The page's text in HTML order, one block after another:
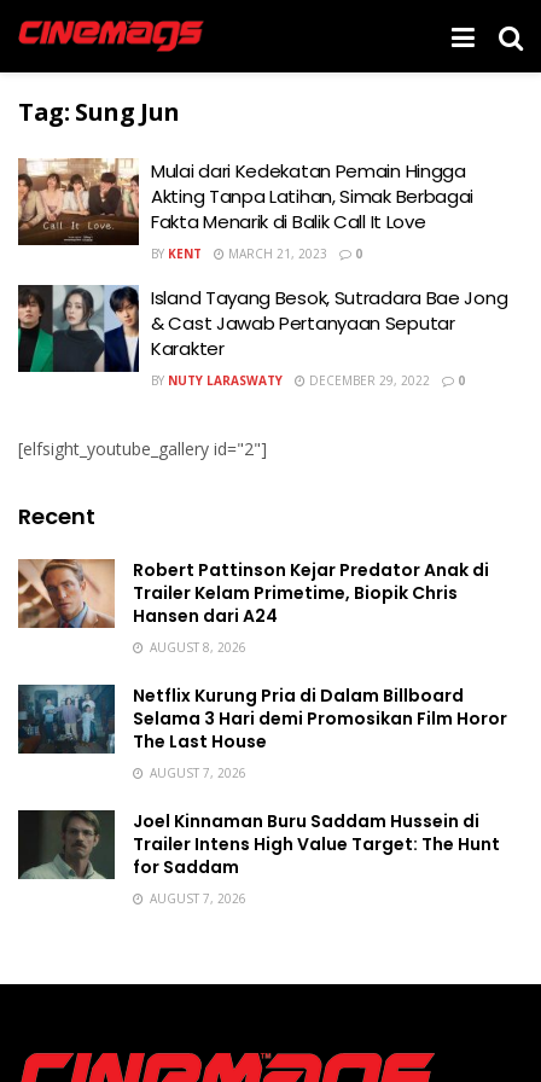
Tag: Sung Jun
Mulai dari Kedekatan Pemain Hingga
Akting Tanpa Latihan, Simak Berbagai
Fakta Menarik di Balik Call It Love
BY KENT MARCH 21, 2023 0
Island Tayang Besok, Sutradara Bae Jong
& Cast Jawab Pertanyaan Seputar
Karakter
BY NUTY LARASWATY DECEMBER 29, 2022 0
[elfsight_youtube_gallery id="2"]
Recent
Robert Pattinson Kejar Predator Anak di
Trailer Kelam Primetime, Biopik Chris
Hansen dari A24
AUGUST 8, 2026
Netflix Kurung Pria di Dalam Billboard
Selama 3 Hari demi Promosikan Film Horor
The Last House
AUGUST 7, 2026
Joel Kinnaman Buru Saddam Hussein di
Trailer Intens High Value Target: The Hunt
for Saddam
AUGUST 7, 2026